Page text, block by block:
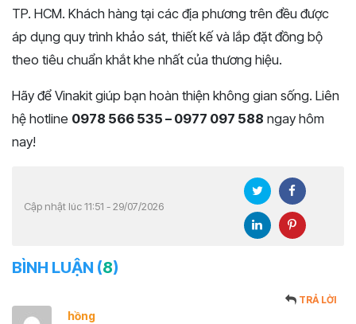
TP. HCM. Khách hàng tại các địa phương trên đều được
áp dụng quy trình khảo sát, thiết kế và lắp đặt đồng bộ
theo tiêu chuẩn khắt khe nhất của thương hiệu.
Hãy để Vinakit giúp bạn hoàn thiện không gian sống. Liên
hệ hotline 0978 566 535 – 0977 097 588 ngay hôm
nay!
Cập nhật lúc 11:51 - 29/07/2026
BÌNH LUẬN (8)
hồng
TRẢ LỜI